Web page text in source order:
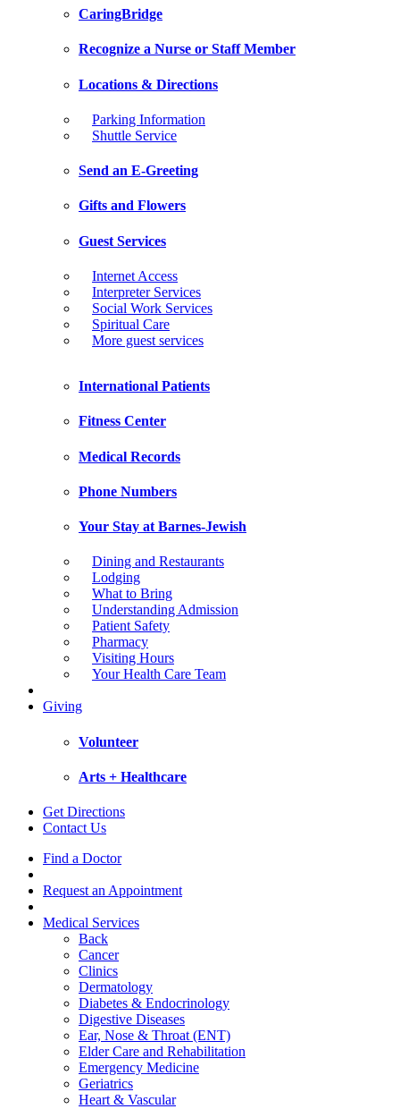
CaringBridge
Recognize a Nurse or Staff Member
Locations & Directions
Parking Information
Shuttle Service
Send an E-Greeting
Gifts and Flowers
Guest Services
Internet Access
Interpreter Services
Social Work Services
Spiritual Care
More guest services
International Patients
Fitness Center
Medical Records
Phone Numbers
Your Stay at Barnes-Jewish
Dining and Restaurants
Lodging
What to Bring
Understanding Admission
Patient Safety
Pharmacy
Visiting Hours
Your Health Care Team
Giving
Volunteer
Arts + Healthcare
Get Directions
Contact Us
Find a Doctor
Request an Appointment
Medical Services
Back
Cancer
Clinics
Dermatology
Diabetes & Endocrinology
Digestive Diseases
Ear, Nose & Throat (ENT)
Elder Care and Rehabilitation
Emergency Medicine
Geriatrics
Heart & Vascular